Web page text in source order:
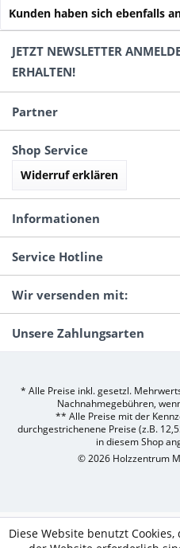
Kunden haben sich ebenfalls
JETZT NEWSLETTER
ERHALTEN!
Partner
Shop Service
Widerruf erklären
Informationen
Service Hotline
Wir versenden mit:
Unsere Zahlungsarten
* Alle Preise inkl. gesetzl.
Nachnahmegebühren,
** Alle Preise mit der
durchgestrichenene Preise (z.B.
in diesem Shop
© 2026 Holzzentrum
Diese Website benutzt